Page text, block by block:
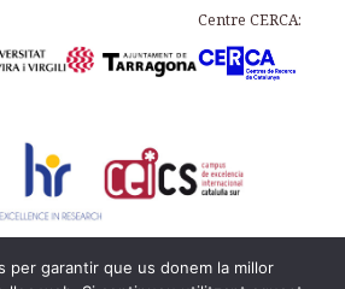
Centre CERCA:
s/n, 43003 Tarragona
per garantir que us donem la millor